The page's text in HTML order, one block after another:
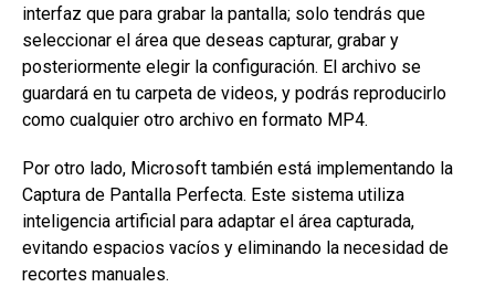
interfaz que para grabar la pantalla; solo tendrás que
seleccionar el área que deseas capturar, grabar y
posteriormente elegir la configuración. El archivo se
guardará en tu carpeta de videos, y podrás reproducirlo
como cualquier otro archivo en formato MP4.
Por otro lado, Microsoft también está implementando la
Captura de Pantalla Perfecta. Este sistema utiliza
inteligencia artificial para adaptar el área capturada,
evitando espacios vacíos y eliminando la necesidad de
recortes manuales.